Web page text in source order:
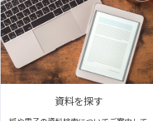
資料を探す